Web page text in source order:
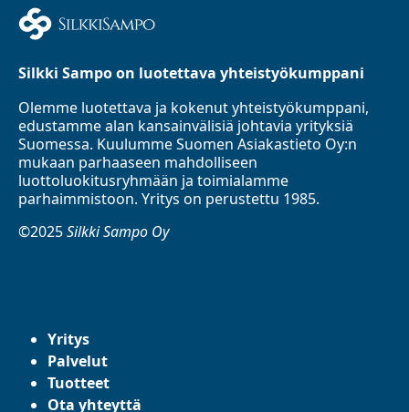
Silkki Sampo on luotettava yhteistyökumppani
Olemme luotettava ja kokenut yhteistyökumppani,
edustamme alan kansainvälisiä johtavia yrityksiä
Suomessa. Kuulumme Suomen Asiakastieto Oy:n
mukaan parhaaseen mahdolliseen
luottoluokitusryhmään ja toimialamme
parhaimmistoon. Yritys on perustettu 1985.
©2025Silkki Sampo Oy
Yritys
Palvelut
Tuotteet
Ota yhteyttä